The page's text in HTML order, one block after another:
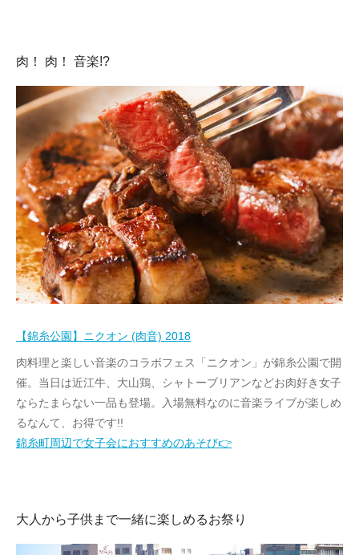
肉！ 肉！ 音楽!?
【錦糸公園】ニクオン (肉音) 2018
肉料理と楽しい音楽のコラボフェス「ニクオン」が錦糸公園で開
催。当日は近江牛、大山鶏、シャトーブリアンなどお肉好き女子
ならたまらない一品も登場。入場無料なのに音楽ライブが楽しめ
るなんて、お得です!!
錦糸町周辺で女子会におすすめのあそび👉
大人から子供まで一緒に楽しめるお祭り